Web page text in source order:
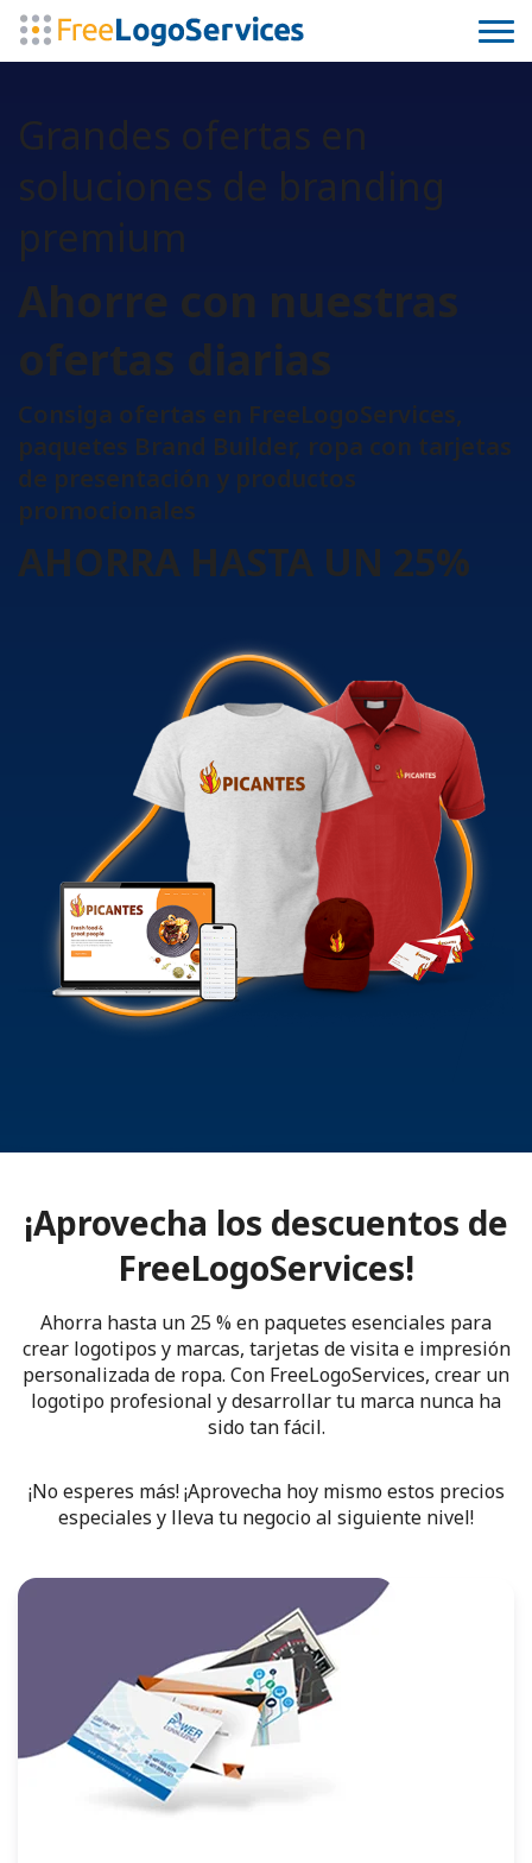
Grandes ofertas en
soluciones de branding
premium
Ahorre con nuestras
ofertas diarias
Consiga ofertas en FreeLogoServices,
paquetes Brand Builder, ropa con tarjetas
de presentación y productos
promocionales
AHORRA HASTA UN 25%
¡Aprovecha los descuentos de
FreeLogoServices!
Ahorra hasta un 25 % en paquetes esenciales para
crear logotipos y marcas, tarjetas de visita e impresión
personalizada de ropa. Con FreeLogoServices, crear un
logotipo profesional y desarrollar tu marca nunca ha
sido tan fácil.
¡No esperes más! ¡Aprovecha hoy mismo estos precios
especiales y lleva tu negocio al siguiente nivel!